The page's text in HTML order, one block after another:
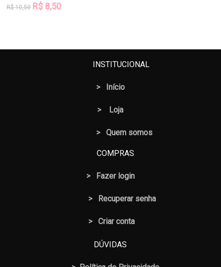
R$10,50 O
R$ 10,50.
R$ 8,50O
R$ 8,50.
INSTITUCIONAL
> Início
> Loja
> Quem somos
COMPRAS
> Fazer login
> Recuperar senha
> Criar conta
DÚVIDAS